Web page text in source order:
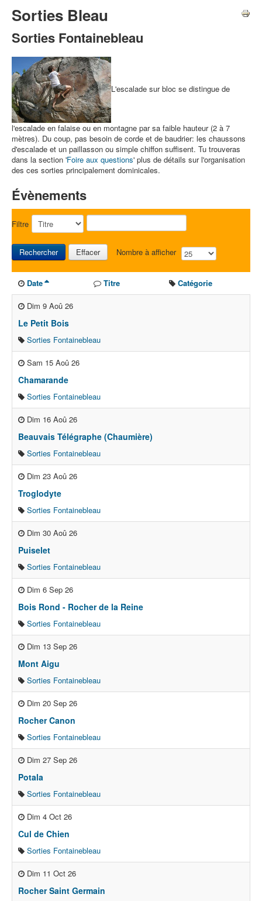
Sorties Bleau
Sorties Fontainebleau
L'escalade sur bloc se distingue de
l'escalade en falaise ou en montagne par sa faible hauteur (2 à 7
mètres). Du coup, pas besoin de corde et de baudrier: les chaussons
d'escalade et un paillasson ou simple chiffon suffisent. Tu trouveras
dans la section 'Foire aux questions' plus de détails sur l'organisation
des ces sorties principalement dominicales.
Évènements
Filtre
Rechercher Effacer Nombre à afficher
Date Titre Catégorie
Dim 9 Aoû 26
Le Petit Bois
Sorties Fontainebleau
Sam 15 Aoû 26
Chamarande
Sorties Fontainebleau
Dim 16 Aoû 26
Beauvais Télégraphe (Chaumière)
Sorties Fontainebleau
Dim 23 Aoû 26
Troglodyte
Sorties Fontainebleau
Dim 30 Aoû 26
Puiselet
Sorties Fontainebleau
Dim 6 Sep 26
Bois Rond - Rocher de la Reine
Sorties Fontainebleau
Dim 13 Sep 26
Mont Aigu
Sorties Fontainebleau
Dim 20 Sep 26
Rocher Canon
Sorties Fontainebleau
Dim 27 Sep 26
Potala
Sorties Fontainebleau
Dim 4 Oct 26
Cul de Chien
Sorties Fontainebleau
Dim 11 Oct 26
Rocher Saint Germain